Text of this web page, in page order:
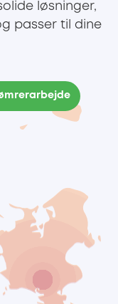
løsninger,
passer til dine